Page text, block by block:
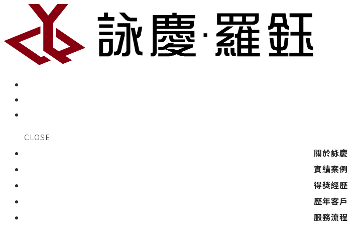
CLOSE
關於詠慶
實績案例
得獎經歷
歷年客戶
服務流程